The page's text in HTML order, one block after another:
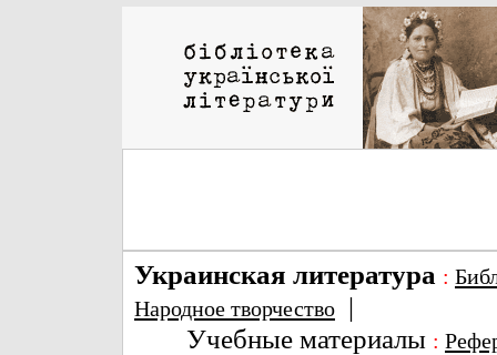
Украинская литература :
Народное творчество |
Учебные материалы :